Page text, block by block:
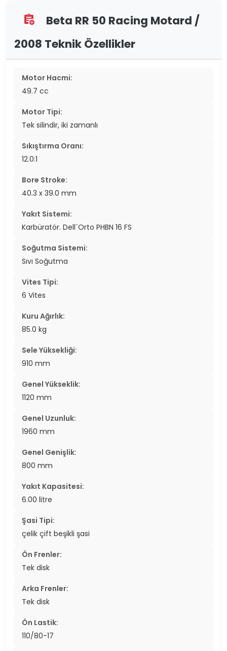
assignment_add
Beta RR 50 Racing Motard /
2008 Teknik Özellikler
Motor Hacmi:
49.7 cc
Motor Tipi:
Tek silindir, iki zamanlı
Sıkıştırma Oranı:
12.0:1
Bore Stroke:
40.3 x 39.0 mm
Yakıt Sistemi:
Karbüratör. Dell´Orto PHBN 16 FS
Soğutma Sistemi:
Sıvı Soğutma
Vites Tipi:
6 Vites
Kuru Ağırlık:
85.0 kg
Sele Yüksekliği:
910 mm
Genel Yükseklik:
1120 mm
Genel Uzunluk:
1960 mm
Genel Genişlik:
800 mm
Yakıt Kapasitesi:
6.00 litre
Şasi Tipi:
çelik çift beşikli şasi
Ön Frenler:
Tek disk
Arka Frenler:
Tek disk
Ön Lastik:
110/80-17